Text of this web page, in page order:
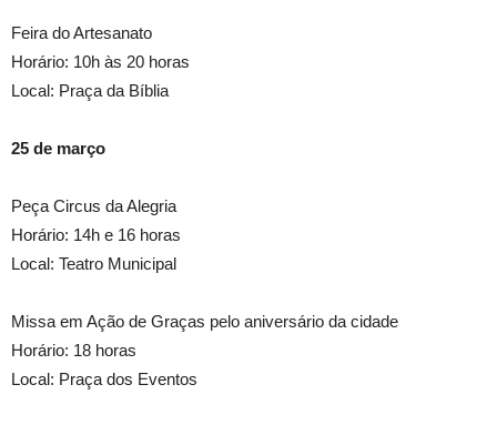
Feira do Artesanato
Horário: 10h às 20 horas
Local: Praça da Bíblia
25 de março
Peça Circus da Alegria
Horário: 14h e 16 horas
Local: Teatro Municipal
Missa em Ação de Graças pelo aniversário da cidade
Horário: 18 horas
Local: Praça dos Eventos